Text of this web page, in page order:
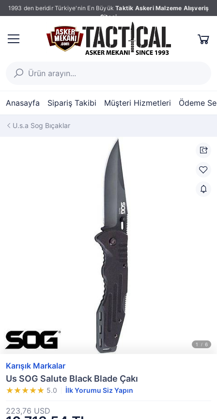
1993 den beridir Türkiye'nin En Büyük Taktik Askeri Malzeme Alışveriş
Sitesi
Anasayfa Sipariş Takibi Müşteri Hizmetleri Ödeme
U.s.a Sog Bıçaklar
Karışık Markalar
Us SOG Salute Black Blade Çakı
5.0 İlk Yorumu Siz Yapın
223,76 USD